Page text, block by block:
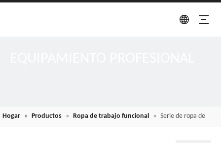
Hogar » Productos » Ropa de trabajo funcional » Serie de ropa de